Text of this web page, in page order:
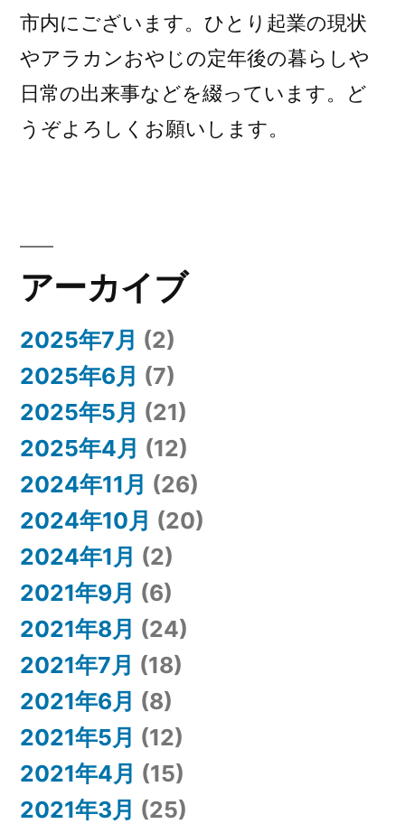
市内にございます。ひとり起業の現状
やアラカンおやじの定年後の暮らしや
日常の出来事などを綴っています。ど
うぞよろしくお願いします。
アーカイブ
2025年7月 (2)
2025年6月 (7)
2025年5月 (21)
2025年4月 (12)
2024年11月 (26)
2024年10月 (20)
2024年1月 (2)
2021年9月 (6)
2021年8月 (24)
2021年7月 (18)
2021年6月 (8)
2021年5月 (12)
2021年4月 (15)
2021年3月 (25)